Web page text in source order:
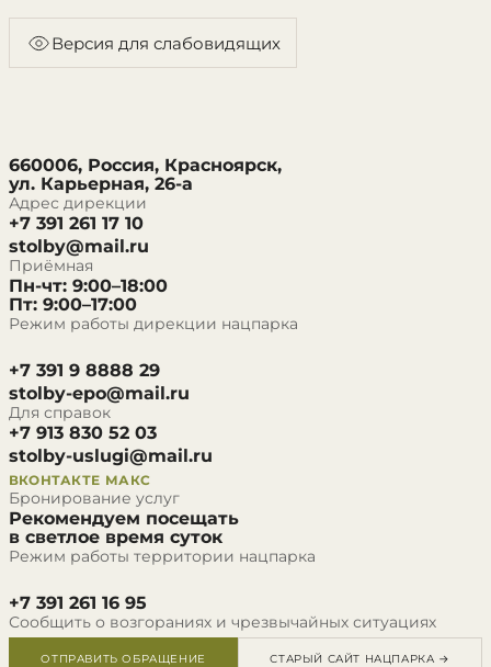
Версия для слабовидящих
660006, Россия, Красноярск,
ул. Карьерная, 26-а
Адрес дирекции
+7 391 261 17 10
stolby@mail.ru
Приёмная
Пн-чт: 9:00–18:00
Пт: 9:00–17:00
Режим работы дирекции нацпарка
+7 391 9 8888 29
stolby-epo@mail.ru
Для справок
+7 913 830 52 03
stolby-uslugi@mail.ru
ВКОНТАКТЕ МАКС
Бронирование услуг
Рекомендуем посещать
в светлое время суток
Режим работы территории нацпарка
+7 391 261 16 95
Сообщить о возгораниях и чрезвычайных ситуациях
ОТПРАВИТЬ ОБРАЩЕНИЕ СТАРЫЙ САЙТ НАЦПАРКА →